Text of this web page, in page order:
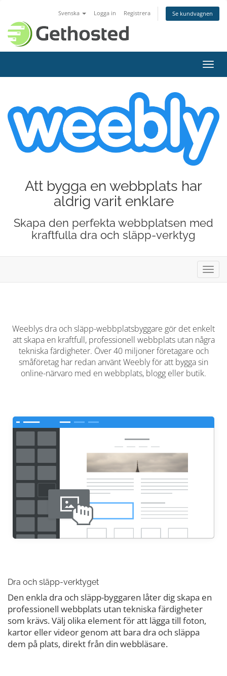
Svenska Logga in Registrera Se kundvagnen
Växla
Att bygga en webbplats har
aldrig varit enklare
Skapa den perfekta webbplatsen med
kraftfulla dra och släpp-verktyg
Växla
Weeblys dra och släpp-webbplatsbyggare gör det enkelt
att skapa en kraftfull, professionell webbplats utan några
tekniska färdigheter. Över 40 miljoner företagare och
småföretag har redan använt Weebly för att bygga sin
online-närvaro med en webbplats, blogg eller butik.
Dra och släpp-verktyget
Den enkla dra och släpp-byggaren låter dig skapa en
professionell webbplats utan tekniska färdigheter
som krävs. Välj olika element för att lägga till foton,
kartor eller videor genom att bara dra och släppa
dem på plats, direkt från din webbläsare.